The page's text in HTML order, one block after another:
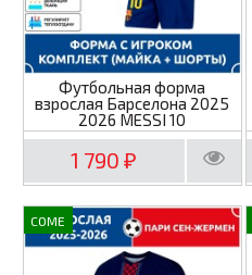
Футбольная форма
взрослая Барселона 2025
2026 MESSI 10
1 790₽
COME